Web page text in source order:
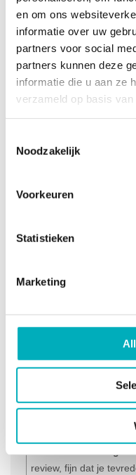
en om ons
informatie over uw
partners voor social
partners kunnen deze
informatie die u aan ze
verzameld op basis
Noodzakelijk
Voorkeuren
Statistieken
Marketing
over het retourproces is
ontzorgd worden in de
Reactie van de
positieve review! Veel
Ik heb anderhalve dag
onze baby niet in het
Het bad haalt de
review, wat heerlijk dat
Tom
Snel bezorgd en
hier in het ziekenhuis
alleen voor het geval er
review, fijn dat je